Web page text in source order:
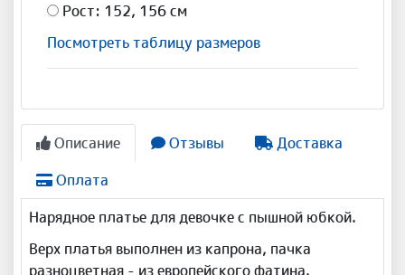
Рост: 152, 156 см
Посмотреть таблицу размеров
Описание Отзывы
Доставка
Оплата
Нарядное платье для девочке с пышной юбкой.
Верх платья выполнен из капрона, пачка
разноцветная - из европейского фатина.